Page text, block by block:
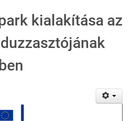
kialakítása az